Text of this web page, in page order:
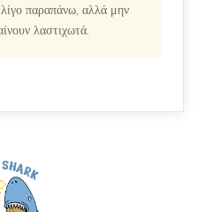
παραπάνω, αλλά μην
λαστιχωτά.